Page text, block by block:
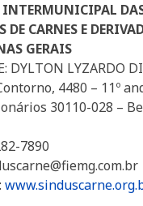
CARNES E
GERAIS
DYLTON LYZARDO
4480 – 11º
30110-028 –
7890